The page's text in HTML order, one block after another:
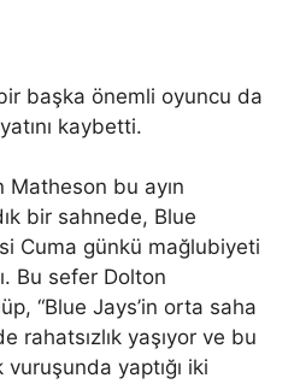
başka önemli oyuncu da
kaybetti.
Matheson bu ayın
bir sahnede, Blue
Cuma günkü mağlubiyeti
Bu sefer Dolton
“Blue Jays’in orta saha
rahatsızlık yaşıyor ve bu
vuruşunda yaptığı iki